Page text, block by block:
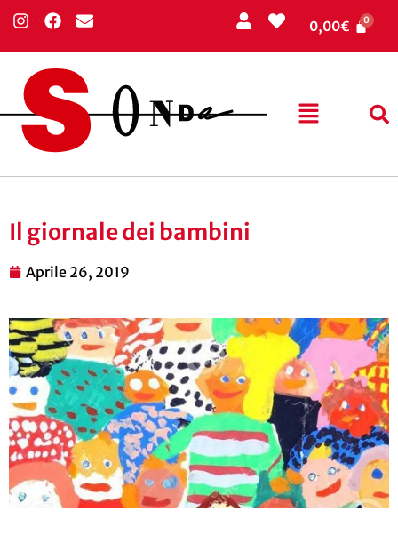
0,00€
Il giornale dei bambini
Aprile 26, 2019